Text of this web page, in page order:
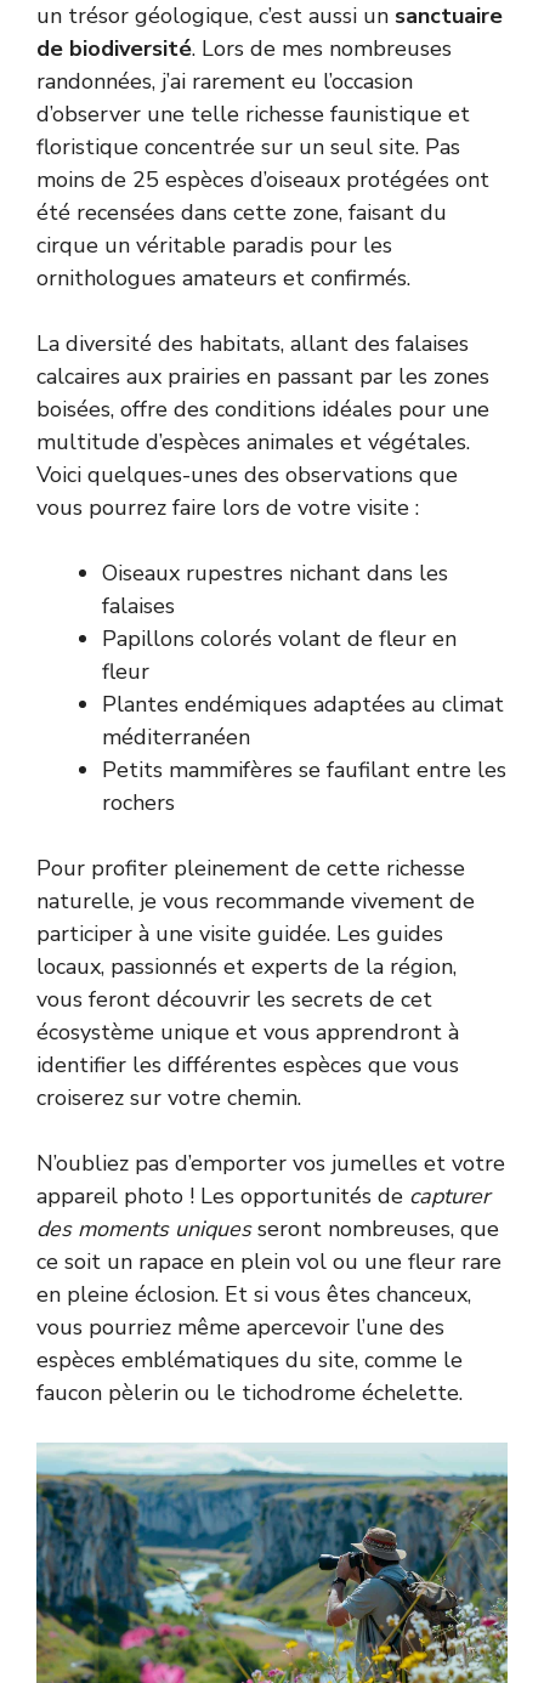
un trésor géologique, c’est aussi un sanctuaire
de biodiversité. Lors de mes nombreuses
randonnées, j’ai rarement eu l’occasion
d’observer une telle richesse faunistique et
floristique concentrée sur un seul site. Pas
moins de 25 espèces d’oiseaux protégées ont
été recensées dans cette zone, faisant du
cirque un véritable paradis pour les
ornithologues amateurs et confirmés.
La diversité des habitats, allant des falaises
calcaires aux prairies en passant par les zones
boisées, offre des conditions idéales pour une
multitude d’espèces animales et végétales.
Voici quelques-unes des observations que
vous pourrez faire lors de votre visite :
Oiseaux rupestres nichant dans les
falaises
Papillons colorés volant de fleur en
fleur
Plantes endémiques adaptées au climat
méditerranéen
Petits mammifères se faufilant entre les
rochers
Pour profiter pleinement de cette richesse
naturelle, je vous recommande vivement de
participer à une visite guidée. Les guides
locaux, passionnés et experts de la région,
vous feront découvrir les secrets de cet
écosystème unique et vous apprendront à
identifier les différentes espèces que vous
croiserez sur votre chemin.
N’oubliez pas d’emporter vos jumelles et votre
appareil photo ! Les opportunités de capturer
des moments uniquesseront nombreuses, que
ce soit un rapace en plein vol ou une fleur rare
en pleine éclosion. Et si vous êtes chanceux,
vous pourriez même apercevoir l’une des
espèces emblématiques du site, comme le
faucon pèlerin ou le tichodrome échelette.